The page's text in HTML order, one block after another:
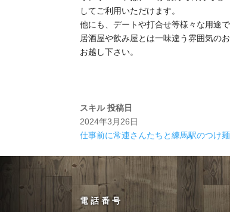
してご利用いただけます。
他にも、デートや打合せ等様々な用途で
居酒屋や飲み屋とは一味違う雰囲気の
お越し下さい。
スキル 投稿日
2024年3月26日
仕事前に常連さんたちと練馬駅のつけ麺
電話番号